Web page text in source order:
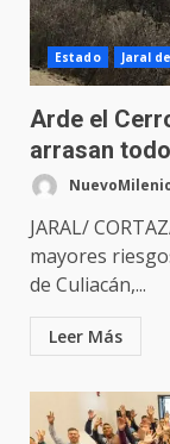
Estado Jaral
Arde el
arrasan
JARAL/
mayores
de Culiacán,...
Leer Más